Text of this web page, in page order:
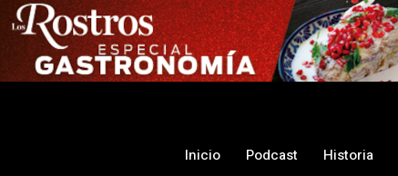
Inicio Podcast Historia